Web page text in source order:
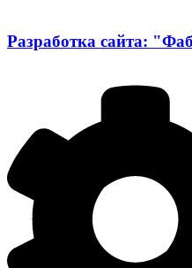
Разработка сайта: